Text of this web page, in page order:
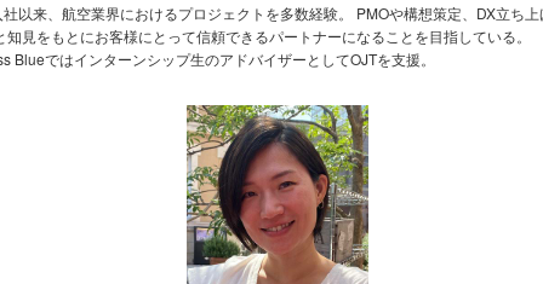
以来、航空業界におけるプロジェクトを多数経験。 PMOや構想策定、DX立ち
知見をもとにお客様にとって信頼できるパートナーになることを目指している。
Blueではインターンシップ生のアドバイザーとしてOJTを支援。